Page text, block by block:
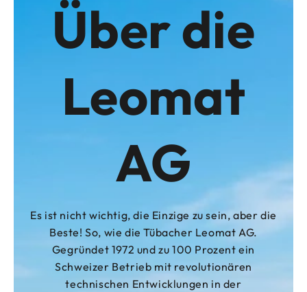
Über die
Leomat
AG
Es ist nicht wichtig, die Einzige zu sein, aber die
Beste! So, wie die Tübacher Leomat AG.
Gegründet 1972 und zu 100 Prozent ein
Schweizer Betrieb mit revolutionären
technischen Entwicklungen in der